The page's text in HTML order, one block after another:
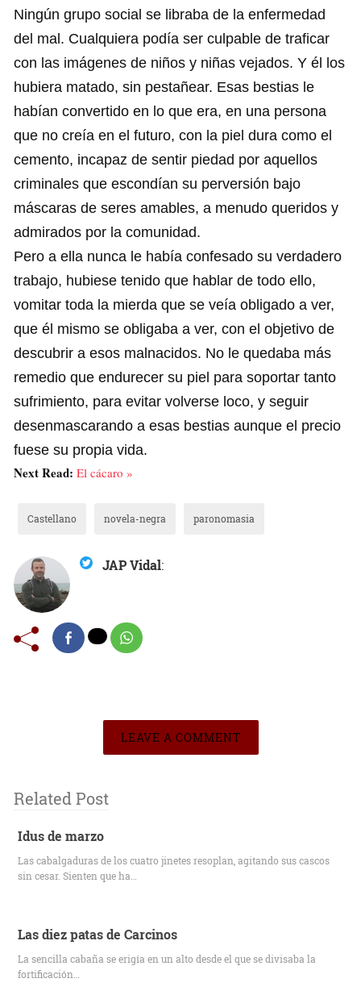
Ningún grupo social se libraba de la enfermedad
del mal. Cualquiera podía ser culpable de traficar
con las imágenes de niños y niñas vejados. Y él los
hubiera matado, sin pestañear. Esas bestias le
habían convertido en lo que era, en una persona
que no creía en el futuro, con la piel dura como el
cemento, incapaz de sentir piedad por aquellos
criminales que escondían su perversión bajo
máscaras de seres amables, a menudo queridos y
admirados por la comunidad.
Pero a ella nunca le había confesado su verdadero
trabajo, hubiese tenido que hablar de todo ello,
vomitar toda la mierda que se veía obligado a ver,
que él mismo se obligaba a ver, con el objetivo de
descubrir a esos malnacidos. No le quedaba más
remedio que endurecer su piel para soportar tanto
sufrimiento, para evitar volverse loco, y seguir
desenmascarando a esas bestias aunque el precio
fuese su propia vida.
Next Read: El cácaro »
Castellano novela-negra paronomasia
JAP Vidal:
LEAVE A COMMENT
Related Post
Idus de marzo
Las cabalgaduras de los cuatro jinetes resoplan, agitando sus cascos
sin cesar. Sienten que ha…
Las diez patas de Carcinos
La sencilla cabaña se erigía en un alto desde el que se divisaba la
fortificación…